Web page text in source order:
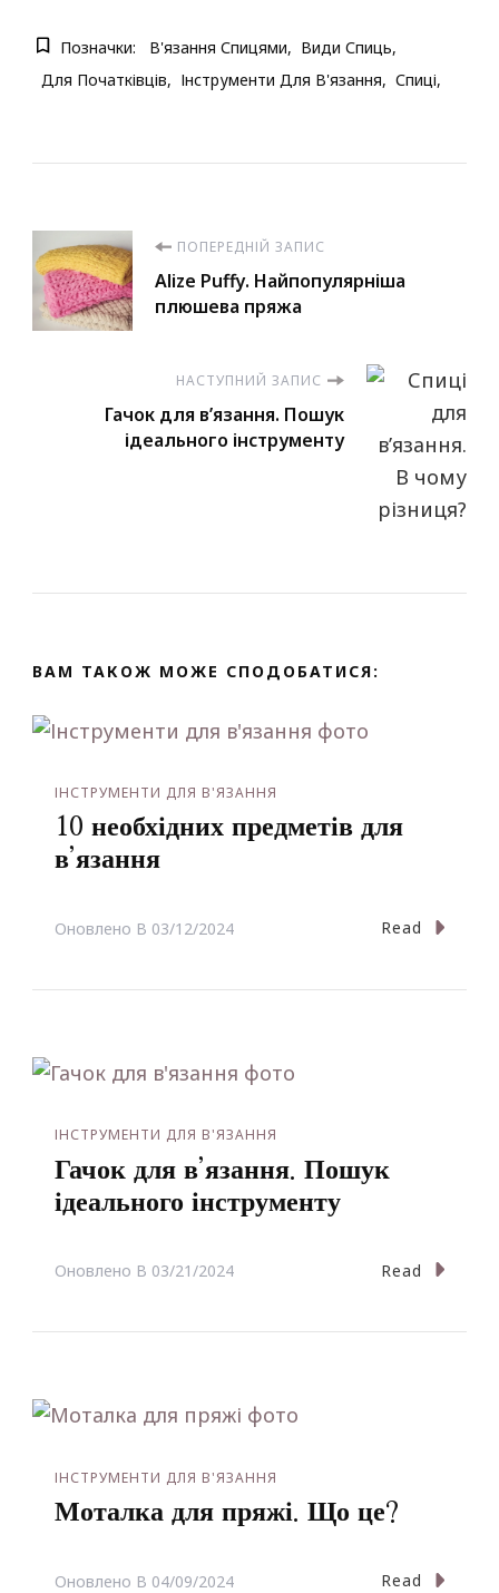
Позначки: В'язання Спицями
Види Спиць
Для Початківців
Інструменти Для В'язання Спиці
Навігація
по
запису
ПОПЕРЕДНІЙ ЗАПИС
Alize Puffy. Найпопулярніша
плюшева пряжа
НАСТУПНИЙ ЗАПИС
Гачок для в’язання. Пошук
ідеального інструменту
ВАМ ТАКОЖ МОЖЕ СПОДОБАТИСЯ:
ІНСТРУМЕНТИ ДЛЯ В'ЯЗАННЯ
10 необхідних предметів для
в’язання
Оновлено В 03/12/2024 Read
ІНСТРУМЕНТИ ДЛЯ В'ЯЗАННЯ
Гачок для в’язання. Пошук
ідеального інструменту
Оновлено В 03/21/2024 Read
ІНСТРУМЕНТИ ДЛЯ В'ЯЗАННЯ
Моталка для пряжі. Що це?
Оновлено В 04/09/2024 Read